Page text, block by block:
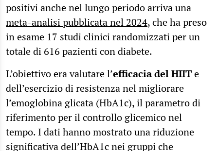
positivi anche nel lungo periodo arriva una
meta-analisi pubblicata nel 2024, che ha preso
in esame 17 studi clinici randomizzati per un
totale di 616 pazienti con diabete.
L’obiettivo era valutare l’efficacia del HIITe
dell’esercizio di resistenza nel migliorare
l’emoglobina glicata (HbA1c), il parametro di
riferimento per il controllo glicemico nel
tempo. I dati hanno mostrato una riduzione
significativa dell’HbA1c nei gruppi che